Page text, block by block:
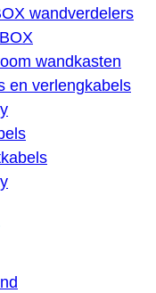
wandverdelers
wandkasten
en verlengkabels